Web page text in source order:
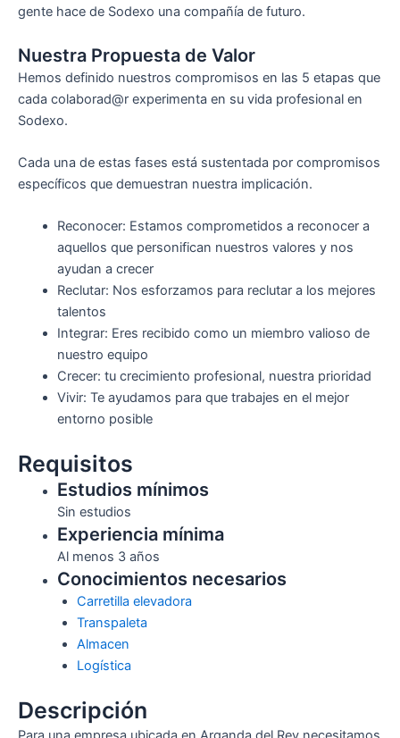
gente hace de Sodexo una compañía de futuro.
Nuestra Propuesta de Valor
Hemos definido nuestros compromisos en las 5 etapas que
cada colaborad@r experimenta en su vida profesional en
Sodexo.
Cada una de estas fases está sustentada por compromisos
específicos que demuestran nuestra implicación.
Reconocer: Estamos comprometidos a reconocer a
aquellos que personifican nuestros valores y nos
ayudan a crecer
Reclutar: Nos esforzamos para reclutar a los mejores
talentos
Integrar: Eres recibido como un miembro valioso de
nuestro equipo
Crecer: tu crecimiento profesional, nuestra prioridad
Vivir: Te ayudamos para que trabajes en el mejor
entorno posible
Requisitos
Estudios mínimos
Sin estudios
Experiencia mínima
Al menos 3 años
Conocimientos necesarios
Carretilla elevadora
Transpaleta
Almacen
Logística
Descripción